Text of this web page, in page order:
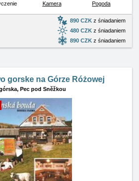
Kamera Pogoda
890 CZK z śniadaniem
480 CZK z śniadaniem
890 CZK z śniadaniem
gorske na Górze Różowej
Pec pod Sněžkou